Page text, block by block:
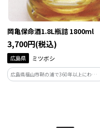
岡亀保命酒1.8L瓶詰 1800ml
3,700円(税込)
広島県 ミツボシ
広島県福山市鞆の浦で360年以上にわたり
造り続けられている特産品「保命酒」。